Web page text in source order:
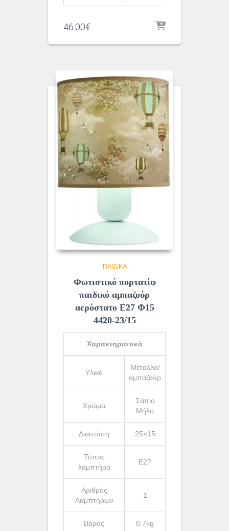
46.00€
ΠΑΙΔΙΚΆ
Φωτιστικό πορτατίφ
παιδικό αμπαζούρ
αερόστατο Ε27 Φ15
4420-23/15
Χαρακτηριστικά
Υλικό
Μέταλλο/
αμπαζούρ
Χρώμα
Σάπιο
Μήλο
Διαστάση 25×15
Τύπος
λαμπτήρα
Ε27
Αριθμός
Λαμπτήρων
1
Βάρος 0.7kg